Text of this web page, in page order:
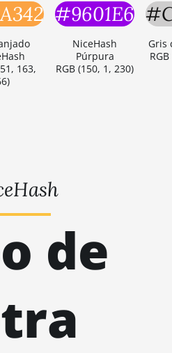
163,
#9601E6
NiceHash
Púrpura
RGB (150, 1, 230)
Gris
de